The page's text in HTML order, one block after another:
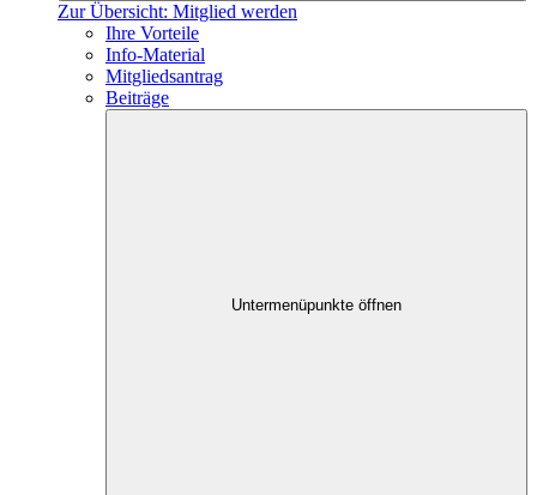
Zur Übersicht: Mitglied werden
Ihre Vorteile
Info-Material
Mitgliedsantrag
Beiträge
Untermenüpunkte öffnen